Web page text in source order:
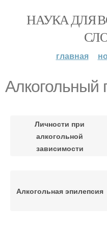
НАУКА ДЛЯ
главная
Алкогольный
Личности при
алкогольной
зависимости
Алкогольная эпилепсия